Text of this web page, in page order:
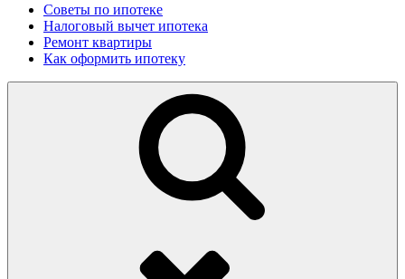
Советы по ипотеке
Налоговый вычет ипотека
Ремонт квартиры
Как оформить ипотеку